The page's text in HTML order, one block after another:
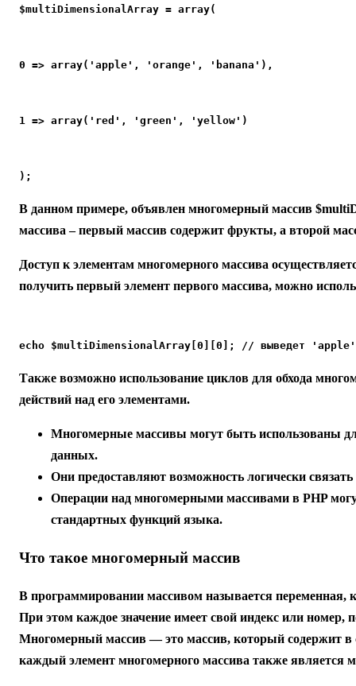
$multiDimensionalArray = array(
0 => array('apple', 'orange', 'banana'),
1 => array('red', 'green', 'yellow')
);
В данном примере, объявлен многомерный массив
массива – первый массив содержит фрукты, а второй
Доступ к элементам многомерного массива
получить первый элемент первого массива, можно
echo $multiDimensionalArray[0][0]; // выведет 'apple'
Также возможно использование циклов для обхода
действий над его элементами.
Многомерные массивы могут быть использованы
данных.
Они предоставляют возможность логически
Операции над многомерными массивами в PHP
стандартных функций языка.
Что такое многомерный массив
В программировании массивом называется переменная,
При этом каждое значение имеет свой индекс или номер,
Многомерный массив — это массив, который содержит в
каждый элемент многомерного массива также является